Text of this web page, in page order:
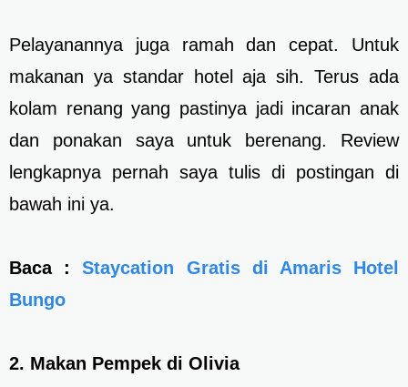
Pelayanannya juga ramah dan cepat. Untuk
makanan ya standar hotel aja sih. Terus ada
kolam renang yang pastinya jadi incaran anak
dan ponakan saya untuk berenang. Review
lengkapnya pernah saya tulis di postingan di
bawah ini ya.
Baca :Staycation Gratis di Amaris Hotel
Bungo
2. Makan Pempek di Olivia